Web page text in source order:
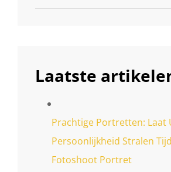
Laatste
Prachtige Portretten: Laat
Persoonlijkheid Stralen
Fotoshoot Portret